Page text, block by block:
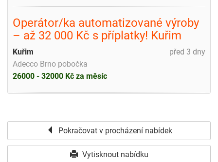
Operátor/ka automatizované výroby
– až 32 000 Kč s příplatky! Kuřim
před 3 dny
Kuřim
Adecco Brno pobočka
26000 - 32000 Kč za měsíc
Pokračovat v procházení nabídek
Vytisknout nabídku